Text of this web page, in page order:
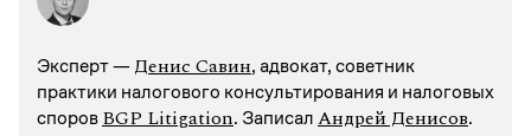
Эксперт —Денис Савин, адвокат, советник
практики налогового консультирования и налоговых
споровBGP Litigation. ЗаписалАндрей Денисов.